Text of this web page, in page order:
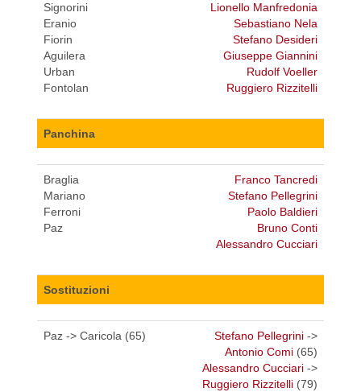
Signorini
Eranio
Fiorin
Aguilera
Urban
Fontolan
Lionello Manfredonia
Sebastiano Nela
Stefano Desideri
Giuseppe Giannini
Rudolf Voeller
Ruggiero Rizzitelli
Panchina
Braglia
Mariano
Ferroni
Paz
Franco Tancredi
Stefano Pellegrini
Paolo Baldieri
Bruno Conti
Alessandro Cucciari
Sostituzioni
Paz -> Caricola (65) Stefano Pellegrini ->
Antonio Comi (65)
Alessandro Cucciari ->
Ruggiero Rizzitelli (79)